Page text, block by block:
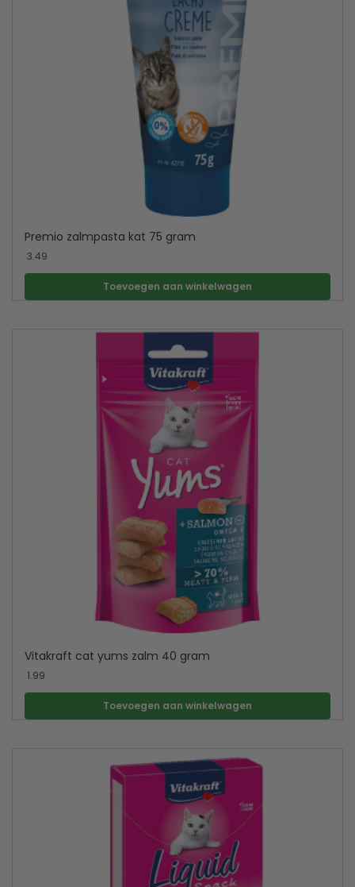
Premio zalmpasta kat 75 gram
3.49
Toevoegen aan winkelwagen
Vitakraft cat yums zalm 40 gram
1.99
Toevoegen aan winkelwagen